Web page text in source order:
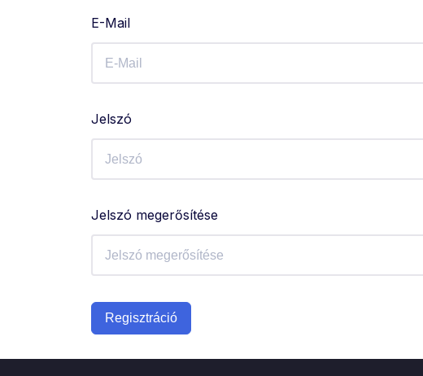
E-Mail
Jelszó
Jelszó megerősítése
Regisztráció